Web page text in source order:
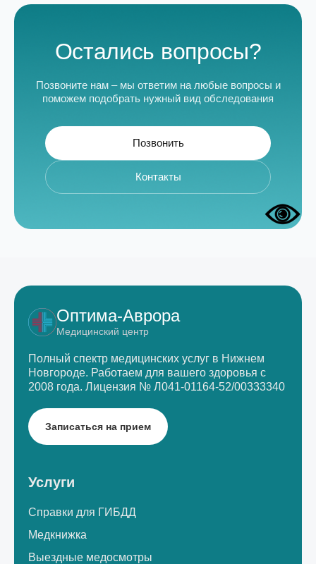
Остались вопросы?
Позвоните нам – мы ответим на любые вопросы и
поможем подобрать нужный вид обследования
Позвонить
Контакты
Оптима-Аврора
Медицинский центр
Полный спектр медицинских услуг в Нижнем
Новгороде. Работаем для вашего здоровья с
2008 года. Лицензия № Л041-01164-52/00333340
Записаться на прием
Услуги
Справки для ГИБДД
Медкнижка
Выездные медосмотры